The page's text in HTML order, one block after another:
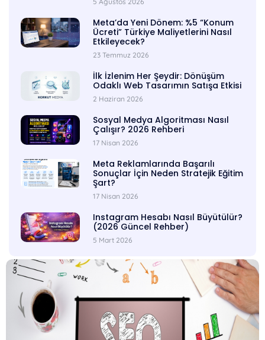
Meta’da Yeni Dönem: %5 “Konum
Ücreti” Türkiye Maliyetlerini Nasıl
Etkileyecek?
23 Temmuz 2026
İlk İzlenim Her Şeydir: Dönüşüm
Odaklı Web Tasarımın Satışa Etkisi
2 Haziran 2026
Sosyal Medya Algoritması Nasıl
Çalışır? 2026 Rehberi
17 Nisan 2026
Meta Reklamlarında Başarılı
Sonuçlar İçin Neden Stratejik Eğitim
Şart?
17 Nisan 2026
Instagram Hesabı Nasıl Büyütülür?
(2026 Güncel Rehber)
5 Mart 2026